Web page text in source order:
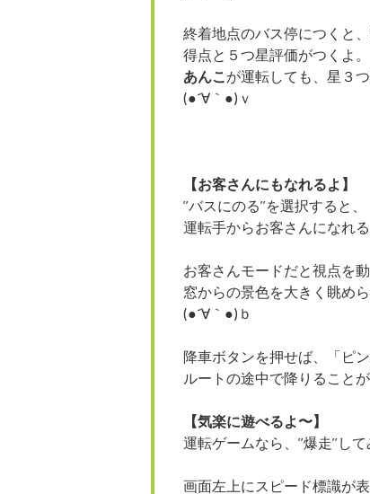
終着地点のバス停につくと
得点と５つ星評価がつくよ。
あんこが運転しても、星３
(●´∀｀●)ｖ
【お客さんにもなれるよ】
”バスにのる”を選択すると、
運転手からお客さんになれる
お客さんモードだと視点を動
窓からの景色を大きく眺めら
(●´∀｀●)ｂ
降車ボタンを押せば、「ピン
ルートの途中で降りることが
【気楽に遊べるよ〜】
運転ゲームなら、”爆走”し
画面左上にスピード標識が表